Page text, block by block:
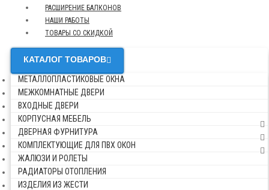
РАСШИРЕНИЕ БАЛКОНОВ
НАШИ РАБОТЫ
ТОВАРЫ СО СКИДКОЙ
КАТАЛОГ ТОВАРОВ
МЕТАЛЛОПЛАСТИКОВЫЕ ОКНА
МЕЖКОМНАТНЫЕ ДВЕРИ
ВХОДНЫЕ ДВЕРИ
КОРПУСНАЯ МЕБЕЛЬ
ДВЕРНАЯ ФУРНИТУРА
КОМПЛЕКТУЮЩИЕ ДЛЯ ПВХ ОКОН
ЖАЛЮЗИ И РОЛЕТЫ
РАДИАТОРЫ ОТОПЛЕНИЯ
ИЗДЕЛИЯ ИЗ ЖЕСТИ